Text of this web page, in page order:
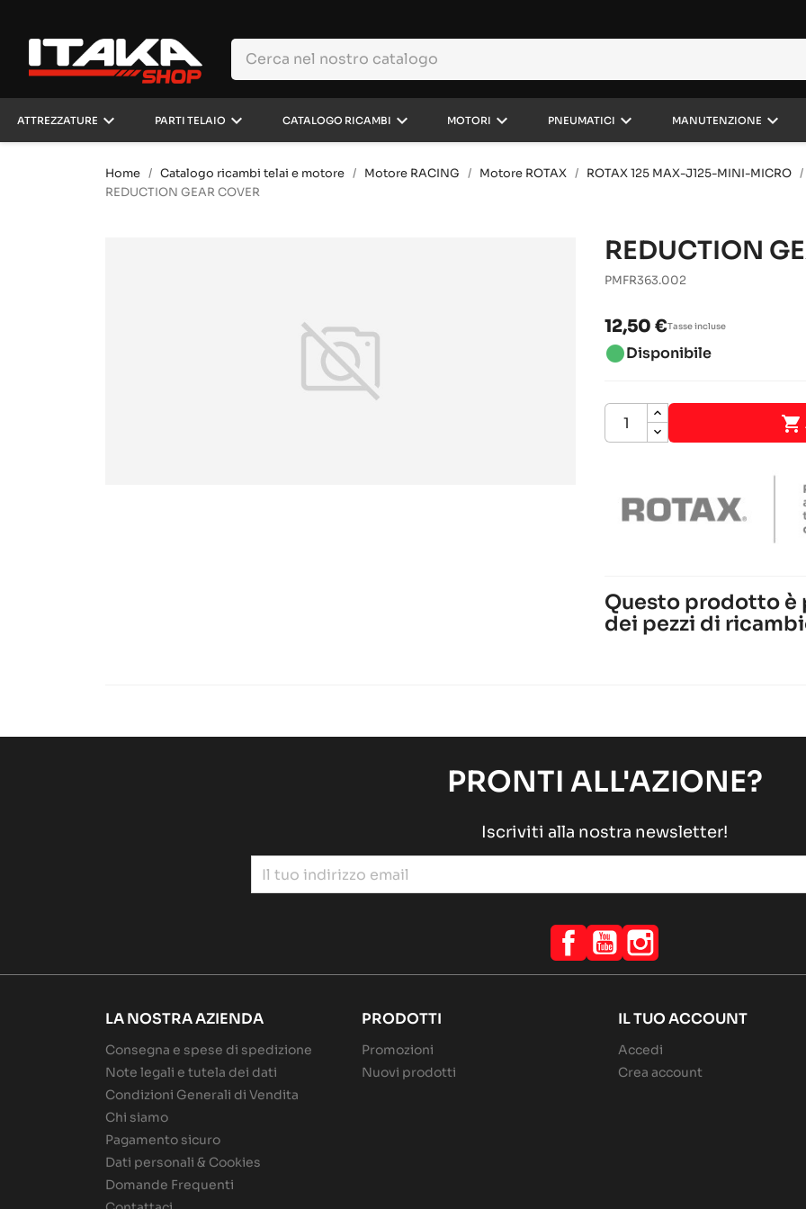
ATTREZZATURE keyboard_arrow_down PARTI TELAIO keyboard_arrow_down CATALOGO RICAMBI keyboard_arrow_down MOTORI keyboard_arrow_down PNEUMATICI keyboard_arrow_down MANUTENZIONE keyboard_arrow_down
Home Catalogo ricambi telai e motore Motore RACING Motore ROTAX ROTAX 125 MAX-J125-MINI-MICRO
REDUCTION GEAR COVER
REDUCTION
PMFR363.002
12,50 €Tasse incluse
brightness_1Disponibile

Questo prodotto è
dei pezzi di
PRONTI ALL'AZIONE?
Iscriviti alla nostra newsletter!
Facebook
YouTube
LA NOSTRA AZIENDA
Consegna e spese di spedizione
Note legali e tutela dei dati
Condizioni Generali di Vendita
Chi siamo
Pagamento sicuro
Dati personali & Cookies
Domande Frequenti
PRODOTTI
Promozioni
Nuovi prodotti
IL TUO ACCOUNT
Accedi
Crea account